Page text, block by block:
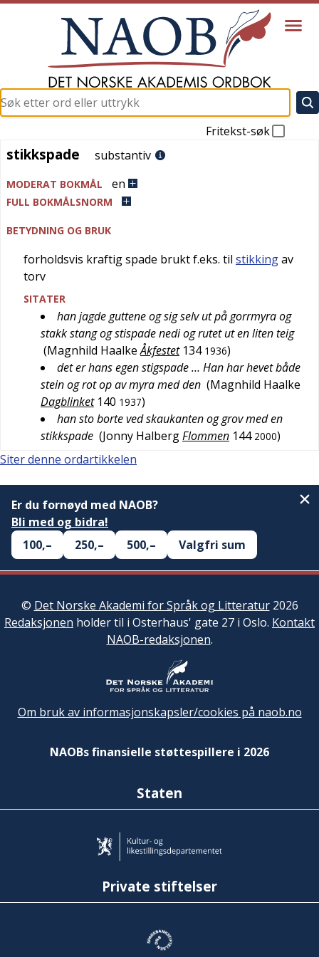
Fritekst-søk
stikkspade
stikkspade substantiv
MODERAT BOKMÅL en
FULL BOKMÅLSNORM
BETYDNING OG BRUK
forholdsvis kraftig spade brukt f.eks. til stikkingav
torv
SITATER
han jagde guttene og sig selv ut på gorrmyra og
stakk stang og stispade nedi og rutet ut en liten teig
(Magnhild Haalke Åkfestet 134 1936)
det er hans egen stigspade … Han har hevet både
stein og rot op av myra med den (Magnhild Haalke
Dagblinket 140 1937)
han sto borte ved skaukanten og grov med en
stikkspade (Jonny HalbergFlommen 144 2000)
Siter denne ordartikkelen
Er du fornøyd med NAOB?
Bli med og bidra!
100,–
250,– 500,– Valgfri sum
© Det Norske Akademi for Språk og Litteratur2026
Redaksjonen holder til i Osterhaus' gate 27 i Oslo. Kontakt
NAOB-redaksjonen.
Om bruk av informasjonskapsler/cookies på naob.no
NAOBs finansielle støttespillere i 2026
Staten
Private stiftelser